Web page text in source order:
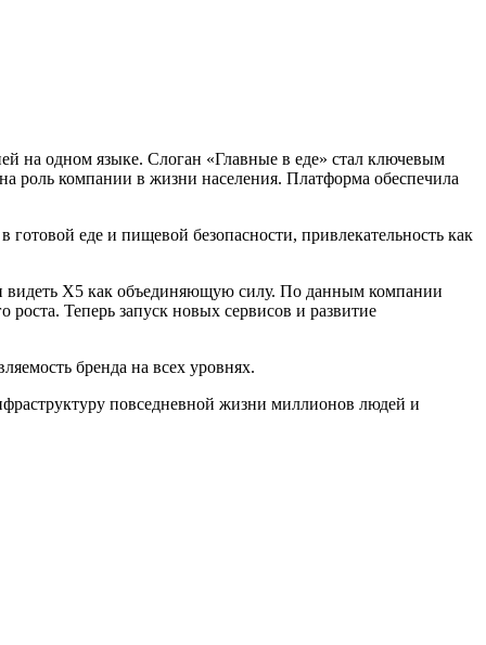
на одном языке. Слоган «Главные в еде» стал ключевым
роль компании в жизни населения. Платформа обеспечила
еде и пищевой безопасности, привлекательность как
видеть X5 как объединяющую силу. По данным компании
роста. Теперь запуск новых сервисов и развитие
бренда на всех уровнях.
повседневной жизни миллионов людей и